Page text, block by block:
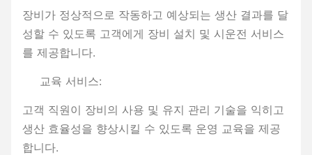
장비가 정상적으로 작동하고 예상되는 생산 결과를 달
성할 수 있도록 고객에게 장비 설치 및 시운전 서비스
를 제공합니다.
교육 서비스:
고객 직원이 장비의 사용 및 유지 관리 기술을 익히고
생산 효율성을 향상시킬 수 있도록 운영 교육을 제공
합니다.